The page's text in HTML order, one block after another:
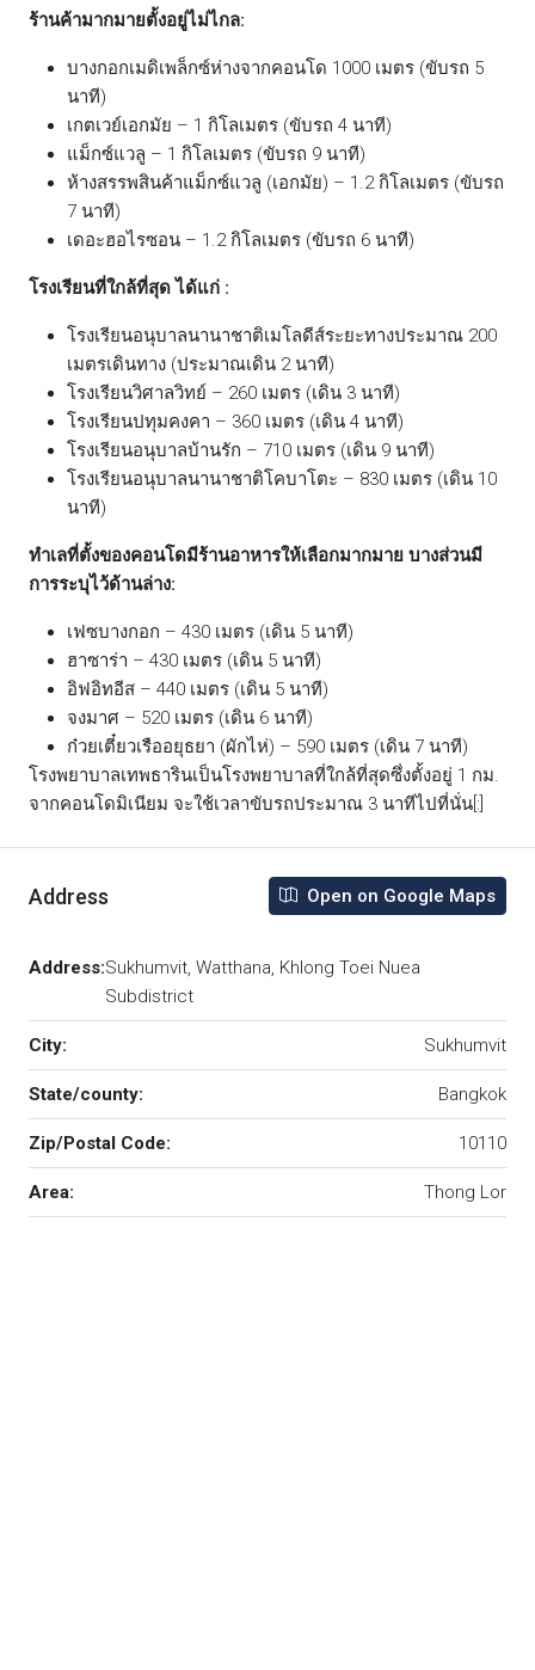
ร้านค้ามากมายตั้งอยู่ไม่ไกล:
บางกอกเมดิเพล็กซ์ห่างจากคอนโด 1000 เมตร (ขับรถ 5
นาที)
เกตเวย์เอกมัย – 1 กิโลเมตร (ขับรถ 4 นาที)
แม็กซ์แวลู – 1 กิโลเมตร (ขับรถ 9 นาที)
ห้างสรรพสินค้าแม็กซ์แวลู (เอกมัย) – 1.2 กิโลเมตร (ขับรถ
7 นาที)
เดอะฮอไรซอน – 1.2 กิโลเมตร (ขับรถ 6 นาที)
โรงเรียนที่ใกล้ที่สุด ได้แก่ :
โรงเรียนอนุบาลนานาชาติเมโลดีส์ระยะทางประมาณ 200
เมตรเดินทาง (ประมาณเดิน 2 นาที)
โรงเรียนวิศาลวิทย์ – 260 เมตร (เดิน 3 นาที)
โรงเรียนปทุมคงคา – 360 เมตร (เดิน 4 นาที)
โรงเรียนอนุบาลบ้านรัก – 710 เมตร (เดิน 9 นาที)
โรงเรียนอนุบาลนานาชาติโคบาโตะ – 830 เมตร (เดิน 10
นาที)
ทำเลที่ตั้งของคอนโดมีร้านอาหารให้เลือกมากมาย บางส่วนมี
การระบุไว้ด้านล่าง:
เฟซบางกอก – 430 เมตร (เดิน 5 นาที)
ฮาซาร่า – 430 เมตร (เดิน 5 นาที)
อิฟอิทอีส – 440 เมตร (เดิน 5 นาที)
จงมาศ – 520 เมตร (เดิน 6 นาที)
ก๋วยเตี๋ยวเรืออยุธยา (ผักไห่) – 590 เมตร (เดิน 7 นาที)
โรงพยาบาลเทพธารินเป็นโรงพยาบาลที่ใกล้ที่สุดซึ่งตั้งอยู่ 1 กม.
จากคอนโดมิเนียม จะใช้เวลาขับรถประมาณ 3 นาทีไปที่นั่น[:]
Address Open on Google Maps
Address:Sukhumvit, Watthana, Khlong Toei Nuea
Subdistrict
City: Sukhumvit
State/county: Bangkok
Zip/Postal Code: 10110
Area: Thong Lor